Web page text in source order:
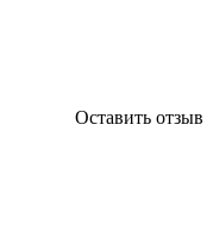
Оставить отзыв